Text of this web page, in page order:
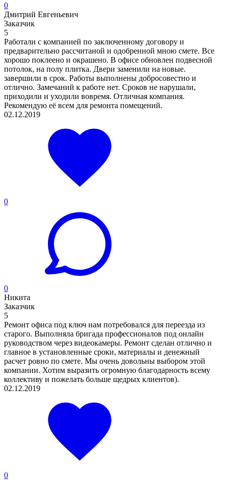
0
Дмитрий Евгеньевич
Заказчик
5
Работали с компанией по заключенному договору и
предварительно рассчитаной и одобренной мною смете. Все
хорошо поклеено и окрашено. В офисе обновлен подвесной
потолок, на полу плитка. Двери заменили на новые.
завершили в срок. Работы выполнены добросовестно и
отлично. Замечаний к работе нет. Сроков не нарушали,
приходили и уходили вовремя. Отличная компания.
Рекомендую её всем для ремонта помещений.
02.12.2019
0
0
Никита
Заказчик
5
Ремонт офиса под ключ нам потребовался для переезда из
старого. Выполняла бригада профессионалов под онлайн
руководством через видеокамеры. Ремонт сделан отлично и
главное в установленные сроки, материалы и денежный
расчет ровно по смете. Мы очень довольны выбором этой
компании. Хотим выразить огромную благодарность всему
коллективу и пожелать больше щедрых клиентов).
02.12.2019
0